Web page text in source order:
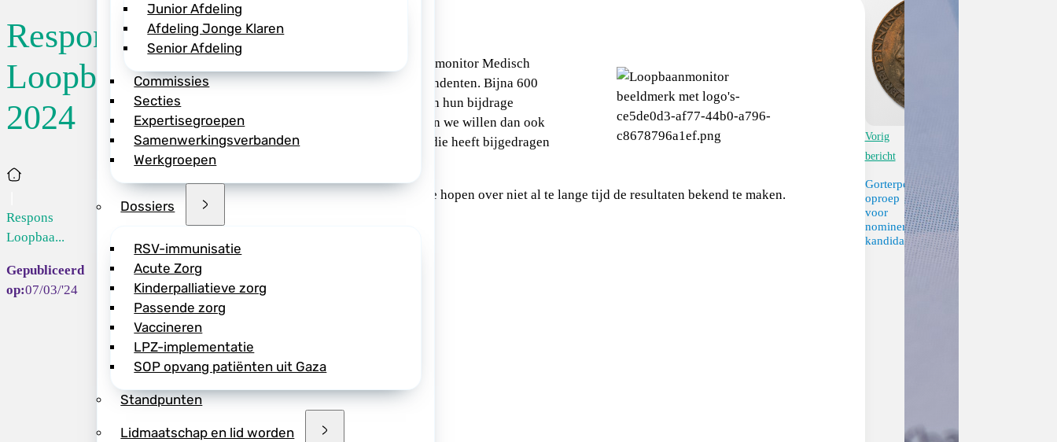
Junior Afdeling
Afdeling Jonge Klaren
Senior Afdeling
Commissies
Secties
Expertisegroepen
Samenwerkingsverbanden
Werkgroepen
Dossiers
RSV-immunisatie
Acute Zorg
Kinderpalliatieve zorg
Passende zorg
Vaccineren
LPZ-implementatie
SOP opvang patiënten uit Gaza
Standpunten
Lidmaatschap en lid worden
Respons
Loopbaanmonitor
2024
Home
Respons
Loopbaa...
07/03/'24
De totale respons op de Loopbaanmonitor Medisch
Specialisten 2024 is10.333
respondenten. Bijna 600
kinderartsen (in opleiding) hebben hun bijdrage
geleverd! Een prachtig resultaat en we willen dan ook
iedereen heel hartelijk bedanken die heeft bijgedragen
De analyse gaat nu van start en we hopen over niet al te lange tijd de resultaten bekend te maken.
Deel dit bericht via:
Vorig
bericht
Gorterpenning:
oproep
voor
nomineren
kandidaten